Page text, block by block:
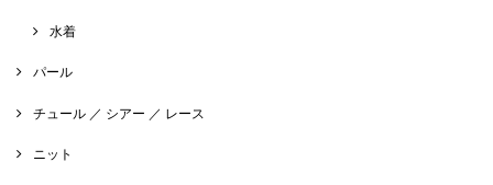
水着
パール
チュール ／ シアー ／ レース
ニット